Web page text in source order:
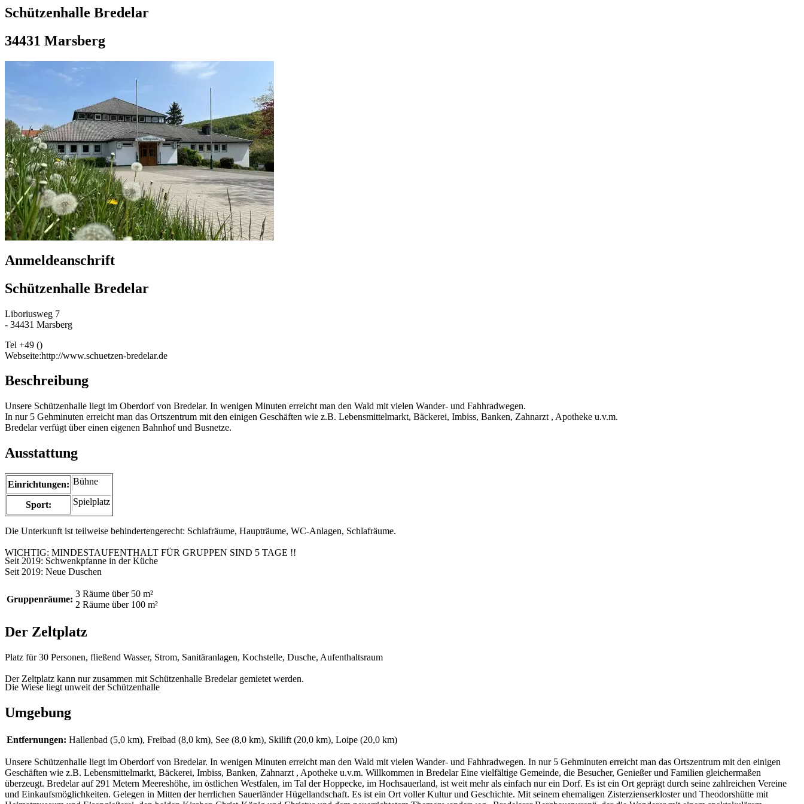
Schützenhalle Bredelar
34431 Marsberg
Anmeldeanschrift
Schützenhalle Bredelar
Liboriusweg 7
- 34431 Marsberg
Tel +49 ()
Webseite:http://www.schuetzen-bredelar.de
Beschreibung
Unsere Schützenhalle liegt im Oberdorf von Bredelar. In wenigen Minuten erreicht man den Wald mit vielen Wander- und Fahhradwegen.
In nur 5 Gehminuten erreicht man das Ortszentrum mit den einigen Geschäften wie z.B. Lebensmittelmarkt, Bäckerei, Imbiss, Banken, Zahnarzt , Apotheke u.v.m.
Bredelar verfügt über einen eigenen Bahnhof und Busnetze.
Ausstattung
Einrichtungen: Bühne
Sport: Spielplatz
Die Unterkunft ist teilweise behindertengerecht: Schlafräume, Haupträume, WC-Anlagen, Schlafräume.
WICHTIG: MINDESTAUFENTHALT FÜR GRUPPEN SIND 5 TAGE !!
Seit 2019: Schwenkpfanne in der Küche
Seit 2019: Neue Duschen
Gruppenräume:
3 Räume über 50 m²
2 Räume über 100 m²
Der Zeltplatz
Platz für 30 Personen, fließend Wasser, Strom, Sanitäranlagen, Kochstelle, Dusche, Aufenthaltsraum
Der Zeltplatz kann nur zusammen mit Schützenhalle Bredelar gemietet werden.
Die Wiese liegt unweit der Schützenhalle
Umgebung
Entfernungen: Hallenbad (5,0 km), Freibad (8,0 km), See (8,0 km), Skilift (20,0 km), Loipe (20,0 km)
Unsere Schützenhalle liegt im Oberdorf von Bredelar. In wenigen Minuten erreicht man den Wald mit vielen Wander- und Fahhradwegen. In nur 5 Gehminuten erreicht man das Ortszentrum mit den einigen
Geschäften wie z.B. Lebensmittelmarkt, Bäckerei, Imbiss, Banken, Zahnarzt , Apotheke u.v.m. Willkommen in Bredelar Eine vielfältige Gemeinde, die Besucher, Genießer und Familien gleichermaßen
überzeugt. Bredelar auf 291 Metern Meereshöhe, im östlichen Westfalen, im Tal der Hoppecke, im Hochsauerland, ist weit mehr als einfach nur ein Dorf. Es ist ein Ort geprägt durch seine zahlreichen Vereine
und Einkaufsmöglichkeiten. Gelegen in Mitten der herrlichen Sauerländer Hügellandschaft. Es ist ein Ort voller Kultur und Geschichte. Mit seinem ehemaligen Zisterzienserkloster und Theodorshütte mit